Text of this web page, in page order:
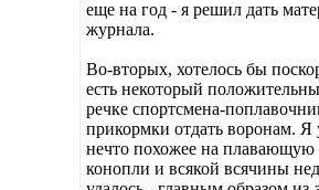
еще на год - я решил дать
журнала.
Во-вторых, хотелось бы
есть некоторый
речке спортсмена-
прикормки отдать воронам. Я
нечто похожее на
конопли и всякой всячины